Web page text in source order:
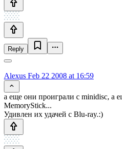
Reply
Alexus Feb 22 2008 at 16:59
а еще они проиграли с minidisc, а
MemoryStick...
Удивлен их удачей с Blu-ray.:)